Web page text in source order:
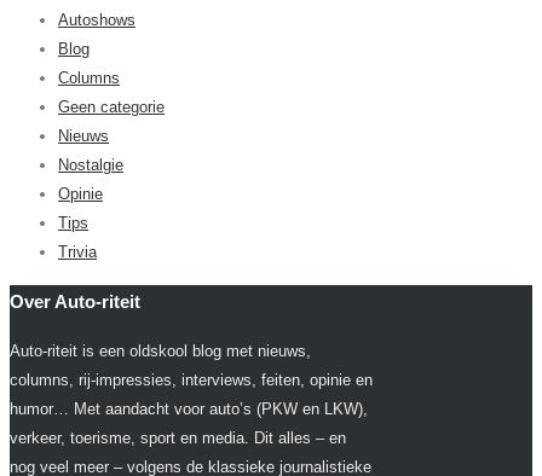
Autoshows
Blog
Columns
Geen categorie
Nieuws
Nostalgie
Opinie
Tips
Trivia
Over Auto-riteit
Auto-riteit is een oldskool blog met nieuws,
columns, rij-impressies, interviews, feiten, opinie en
humor… Met aandacht voor auto’s (PKW en LKW),
verkeer, toerisme, sport en media. Dit alles – en
nog veel meer – volgens de klassieke journalistieke